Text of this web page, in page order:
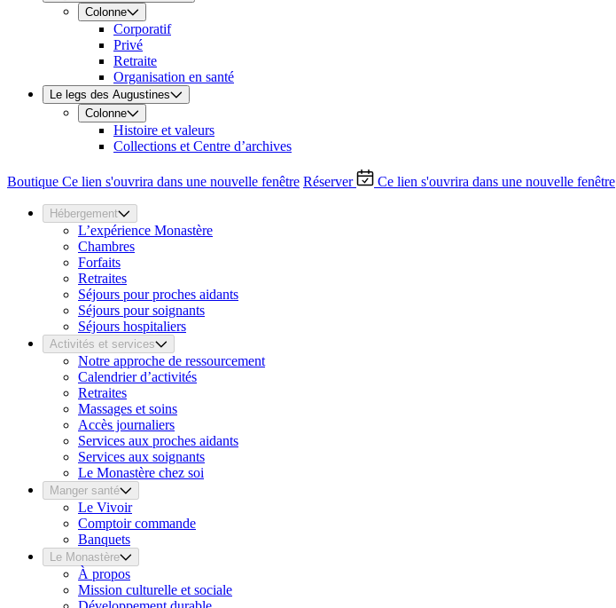
Colonne
Corporatif
Privé
Retraite
Organisation en santé
Le legs des Augustines
Colonne
Histoire et valeurs
Collections et Centre d’archives
Boutique Ce lien s'ouvrira dans une nouvelle fenêtre Réserver Ce lien s'ouvrira dans une nouvelle fenêtre
Hébergement
L’expérience Monastère
Chambres
Forfaits
Retraites
Séjours pour proches aidants
Séjours pour soignants
Séjours hospitaliers
Activités et services
Notre approche de ressourcement
Calendrier d’activités
Retraites
Massages et soins
Accès journaliers
Services aux proches aidants
Services aux soignants
Le Monastère chez soi
Manger santé
Le Vivoir
Comptoir commande
Banquets
Le Monastère
À propos
Mission culturelle et sociale